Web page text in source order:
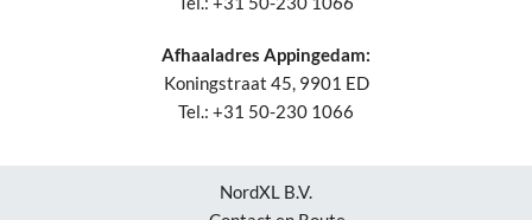
Afhaaladres Appingedam:
Koningstraat 45, 9901 ED
Tel.: +31 50-230 1066
NordXL B.V.